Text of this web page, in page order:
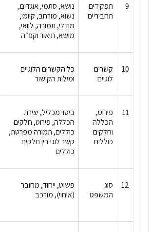
9
תפקידים
תחביריים
נושא, סתמי, אוגדים,
נשוא, מורחב, קיומי,
מודלי, תמורה, לוואי,
מושא, תיאור וקפ״ה
10
קשרים
לוגיים
כל הקשרים הלוגיים
ומילות הקישור
11
פירוט,
הכללה
וחלקים
כוללים
ביטוי מכליל, יצירת
הכללה, פירוט, חלקים
כוללים, תמורה מפרטת,
קשר לוגי בין חלקים
כוללים
12
סוג
המשפט
פשוט, ייחוד, מחובר
(איחוי), מורכב